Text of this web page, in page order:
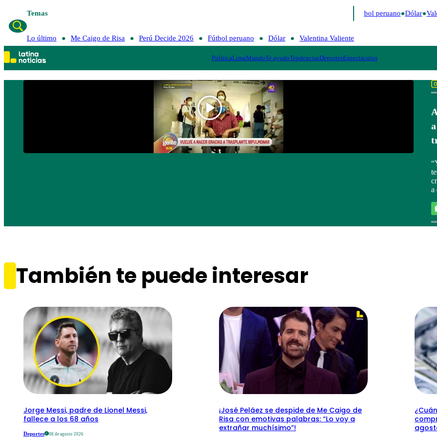
Temas Fútbol peruano Dólar
Lo último Me Caigo de Risa Perú Decide 2026 Fútbol peruano Dólar Valentina Valiente
PolíticaLimaMundoTe ayudoTendenciasDeportesEspectáculos
a
También te puede interesar
Jorge Messi, padre de Lionel Messi,
fallece a los 68 años
Deportes 08 de agosto 2026
¡José Peláez se despide de Me Caigo de
Risa con emotivas palabras: “Lo voy a
extrañar muchísimo”!